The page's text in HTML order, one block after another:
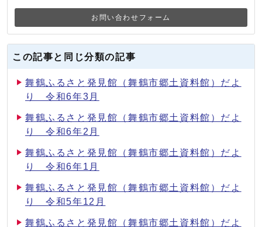
お問い合わせフォーム
この記事と同じ分類の記事
舞鶴ふるさと発見館（舞鶴市郷土資料館）だよ
り 令和6年3月
舞鶴ふるさと発見館（舞鶴市郷土資料館）だよ
り 令和6年2月
舞鶴ふるさと発見館（舞鶴市郷土資料館）だよ
り 令和6年1月
舞鶴ふるさと発見館（舞鶴市郷土資料館）だよ
り 令和5年12月
舞鶴ふるさと発見館（舞鶴市郷土資料館）だよ